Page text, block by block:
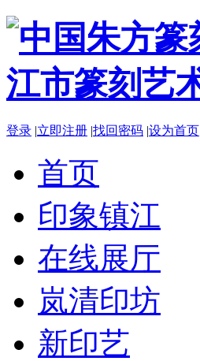
登录 |立即注册 |找回密码 |设为首页
首页
印象镇江
在线展厅
岚清印坊
新印艺